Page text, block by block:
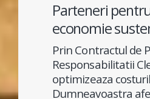
Parteneri
economie
Prin Contractul de
Responsabilitatii
optimizeaza
Dumneavoastra